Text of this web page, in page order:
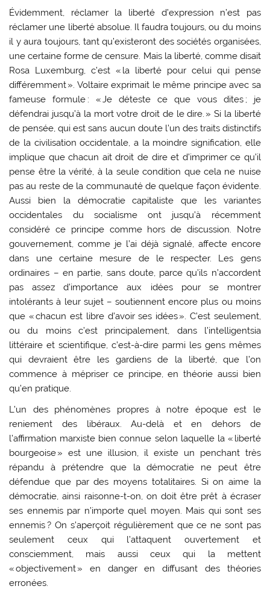
Évidemment, réclamer la liberté d’expression n’est pas
réclamer une liberté absolue. Il faudra toujours, ou du moins
il y aura toujours, tant qu’existeront des sociétés organisées,
une certaine forme de censure. Mais la liberté, comme disait
Rosa Luxemburg, c’est « la liberté pour celui qui pense
différemment ». Voltaire exprimait le même principe avec sa
fameuse formule : « Je déteste ce que vous dites ; je
défendrai jusqu’à la mort votre droit de le dire. » Si la liberté
de pensée, qui est sans aucun doute l’un des traits distinctifs
de la civilisation occidentale, a la moindre signification, elle
implique que chacun ait droit de dire et d’imprimer ce qu’il
pense être la vérité, à la seule condition que cela ne nuise
pas au reste de la communauté de quelque façon évidente.
Aussi bien la démocratie capitaliste que les variantes
occidentales du socialisme ont jusqu’à récemment
considéré ce principe comme hors de discussion. Notre
gouvernement, comme je l’ai déjà signalé, affecte encore
dans une certaine mesure de le respecter. Les gens
ordinaires – en partie, sans doute, parce qu’ils n’accordent
pas assez d’importance aux idées pour se montrer
intolérants à leur sujet – soutiennent encore plus ou moins
que « chacun est libre d’avoir ses idées ». C’est seulement,
ou du moins c’est principalement, dans l’intelligentsia
littéraire et scientifique, c’est-à-dire parmi les gens mêmes
qui devraient être les gardiens de la liberté, que l’on
commence à mépriser ce principe, en théorie aussi bien
qu’en pratique.
L’un des phénomènes propres à notre époque est le
reniement des libéraux. Au-delà et en dehors de
l’affirmation marxiste bien connue selon laquelle la « liberté
bourgeoise » est une illusion, il existe un penchant très
répandu à prétendre que la démocratie ne peut être
défendue que par des moyens totalitaires. Si on aime la
démocratie, ainsi raisonne-t-on, on doit être prêt à écraser
ses ennemis par n’importe quel moyen. Mais qui sont ses
ennemis ? On s’aperçoit régulièrement que ce ne sont pas
seulement ceux qui l’attaquent ouvertement et
consciemment, mais aussi ceux qui la mettent
« objectivement » en danger en diffusant des théories
erronées.